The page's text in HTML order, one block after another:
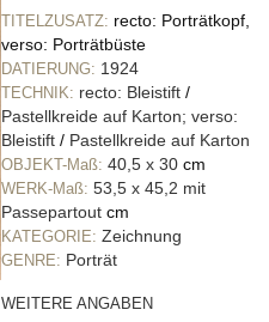
TITELZUSATZ: recto: Porträtkopf,
verso: Porträtbüste
DATIERUNG: 1924
TECHNIK: recto: Bleistift /
Pastellkreide auf Karton; verso:
Bleistift / Pastellkreide auf Karton
OBJEKT-Maß: 40,5 x 30 cm
WERK-Maß: 53,5 x 45,2 mit
Passepartout cm
KATEGORIE: Zeichnung
GENRE: Porträt
WEITERE ANGABEN